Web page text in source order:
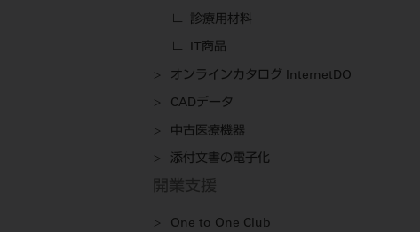
診療用材料
IT商品
オンラインカタログ InternetDO
CADデータ
中古医療機器
添付文書の電子化
開業支援
One to One Club